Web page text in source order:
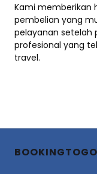
Kami memberikan
pembelian yang
pelayanan setelah
profesional yang
travel.
BOOKINGTOGO